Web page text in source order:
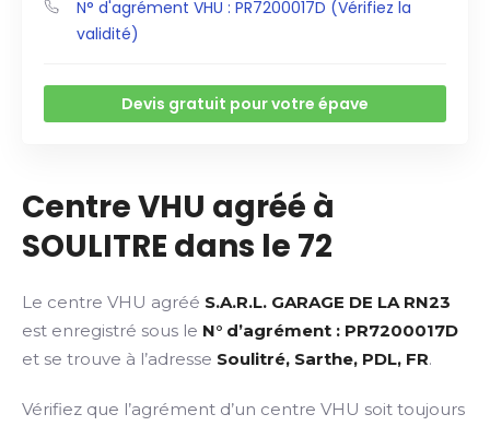
N° d'agrément VHU : PR7200017D (Vérifiez la
validité)
Devis gratuit pour votre épave
Centre VHU agréé à
SOULITRE dans le 72
Le centre VHU agréé S.A.R.L. GARAGE DE LA RN23
est enregistré sous le N° d’agrément : PR7200017D
et se trouve à l’adresse Soulitré, Sarthe, PDL, FR.
Vérifiez que l’agrément d’un centre VHU soit toujours